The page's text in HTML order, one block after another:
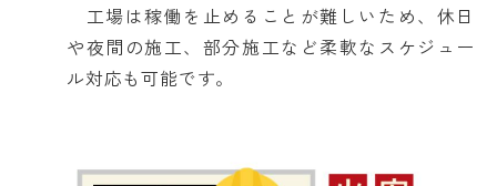
工場は稼働を止めることが難しいため、休日
や夜間の施工、部分施工など柔軟なスケジュー
ル対応も可能です。